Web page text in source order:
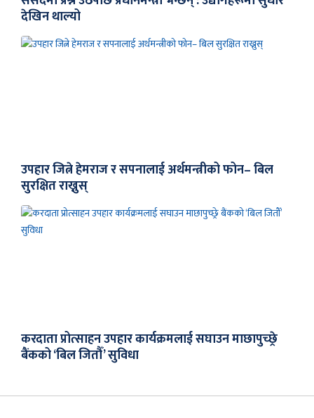
देखिन थाल्यो
उपहार जित्ने हेमराज र सपनालाई अर्थमन्त्रीको फोन– बिल
सुरक्षित राख्नुस्
करदाता प्रोत्साहन उपहार कार्यक्रमलाई सघाउन माछापुच्छ्रे
बैंकको ‘बिल जितौँ’ सुविधा